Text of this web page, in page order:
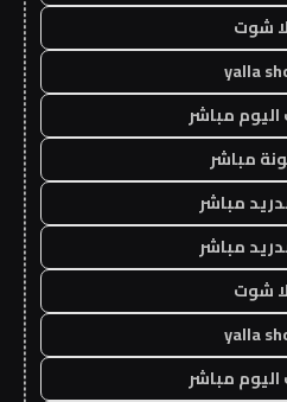
شوت
yalla
اليوم مباشر
مباشر
مباشر
مباشر
شوت
yalla
اليوم مباشر